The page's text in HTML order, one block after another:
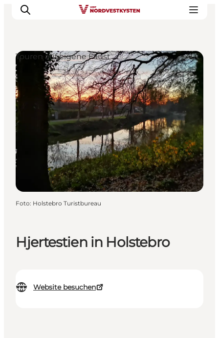
Urlaubsorte
Inspiration
Events
Unterkunft
Mach deine Urlaubsplanung
Hjertestien in Holstebro
Website besuchen
Touren auf eigene Faust
Foto: Holstebro Turistbureau